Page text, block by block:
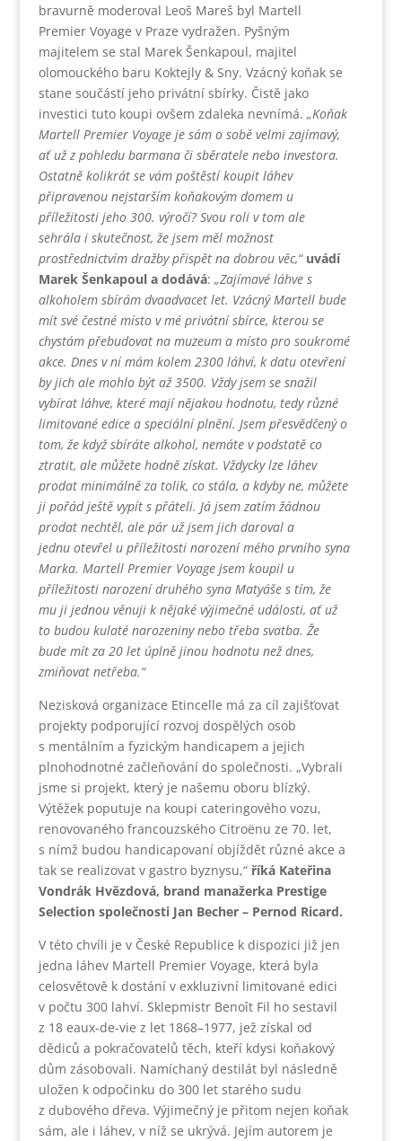
bravurně moderoval Leoš Mareš byl Martell
Premier Voyage v Praze vydražen. Pyšným
majitelem se stal Marek Šenkapoul, majitel
olomouckého baru Koktejly & Sny. Vzácný koňak se
stane součástí jeho privátní sbírky. Čistě jako
investici tuto koupi ovšem zdaleka nevnímá. „Koňak
Martell Premier Voyage je sám o sobě velmi zajímavý,
ať už z pohledu barmana či sběratele nebo investora.
Ostatně kolikrát se vám poštěstí koupit láhev
připravenou nejstarším koňakovým domem u
příležitosti jeho 300. výročí? Svou roli v tom ale
sehrála i skutečnost, že jsem měl možnost
prostřednictvím dražby přispět na dobrou věc,“ uvádí
Marek Šenkapoul a dodává: „Zajímavé láhve s
alkoholem sbírám dvaadvacet let. Vzácný Martell bude
mít své čestné místo v mé privátní sbírce, kterou se
chystám přebudovat na muzeum a místo pro soukromé
akce. Dnes v ní mám kolem 2300 láhví, k datu otevření
by jich ale mohlo být až 3500. Vždy jsem se snažil
vybírat láhve, které mají nějakou hodnotu, tedy různé
limitované edice a speciální plnění. Jsem přesvědčený o
tom, že když sbíráte alkohol, nemáte v podstatě co
ztratit, ale můžete hodně získat. Vždycky lze láhev
prodat minimálně za tolik, co stála, a kdyby ne, můžete
ji pořád ještě vypít s přáteli. Já jsem zatím žádnou
prodat nechtěl, ale pár už jsem jich daroval a
jednu otevřel u příležitosti narození mého prvního syna
Marka. Martell Premier Voyage jsem koupil u
příležitosti narození druhého syna Matyáše s tím, že
mu ji jednou věnuji k nějaké výjimečné události, ať už
to budou kulaté narozeniny nebo třeba svatba. Že
bude mít za 20 let úplně jinou hodnotu než dnes,
zmiňovat netřeba.“
Nezisková organizace Etincelle má za cíl zajišťovat
projekty podporující rozvoj dospělých osob
s mentálním a fyzickým handicapem a jejich
plnohodnotné začleňování do společnosti. „Vybrali
jsme si projekt, který je našemu oboru blízký.
Výtěžek poputuje na koupi cateringového vozu,
renovovaného francouzského Citroënu ze 70. let,
s nímž budou handicapovaní objíždět různé akce a
tak se realizovat v gastro byznysu,“ říká Kateřina
Vondrák Hvězdová, brand manažerka Prestige
Selection společnosti Jan Becher – Pernod Ricard.
V této chvíli je v České Republice k dispozici již jen
jedna láhev Martell Premier Voyage, která byla
celosvětově k dostání v exkluzivní limitované edici
v počtu 300 lahví. Sklepmistr Benoît Fil ho sestavil
z 18 eaux-de-vie z let 1868–1977, jež získal od
dědiců a pokračovatelů těch, kteří kdysi koňakový
dům zásobovali. Namíchaný destilát byl následně
uložen k odpočinku do 300 let starého sudu
z dubového dřeva. Výjimečný je přitom nejen koňak
sám, ale i láhev, v níž se ukrývá. Jejím autorem je